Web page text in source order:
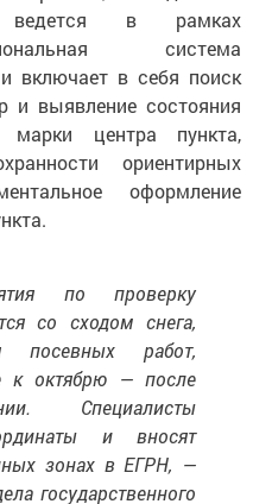
ведется в рамках
система
включает в себя поиск
и выявление состояния
марки центра пункта,
ориентирных
оформление
по проверку
со сходом снега,
работ,
к октябрю — после
Специалисты
и вносят
зонах в ЕГРН, —
государственного